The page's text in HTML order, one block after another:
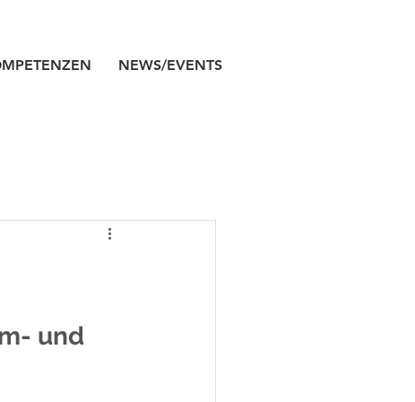
NEWS/EVENTS
und